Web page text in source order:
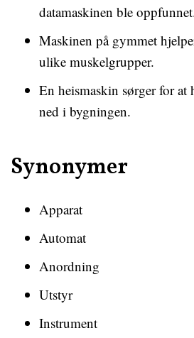
datamaskinen ble
Maskinen på gymmet
ulike muskelgrupper.
En heismaskin sørger for at
ned i bygningen.
Synonymer
Apparat
Automat
Anordning
Utstyr
Instrument